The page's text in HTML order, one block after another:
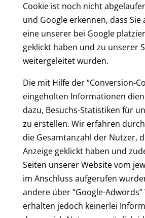
Cookie ist noch nicht
und Google erkennen, dass Sie
eine unserer bei Google
geklickt haben und zu unserer
weitergeleitet wurden.
Die mit Hilfe der “Conversion-
eingeholten Informationen
dazu, Besuchs-Statistiken für
zu erstellen. Wir erfahren
die Gesamtanzahl der Nutzer,
Anzeige geklickt haben und
Seiten unserer Website vom
im Anschluss aufgerufen
andere über “Google-
erhalten jedoch keinerlei